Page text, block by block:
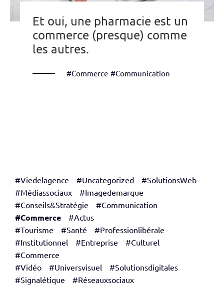
Et oui, une pharmacie est un
commerce (presque) comme
les autres.
#Commerce #Communication
#Viedelagence #Uncategorized
#SolutionsWeb
#Médiassociaux
#Imagedemarque
#Conseils&Stratégie
#Communication
#Commerce
#Actus
#Tourisme
#Santé
#Professionlibérale
#Institutionnel
#Entreprise
#Culturel
#Commerce
#Vidéo
#Universvisuel
#Solutionsdigitales
#Signalétique
#Réseauxsociaux